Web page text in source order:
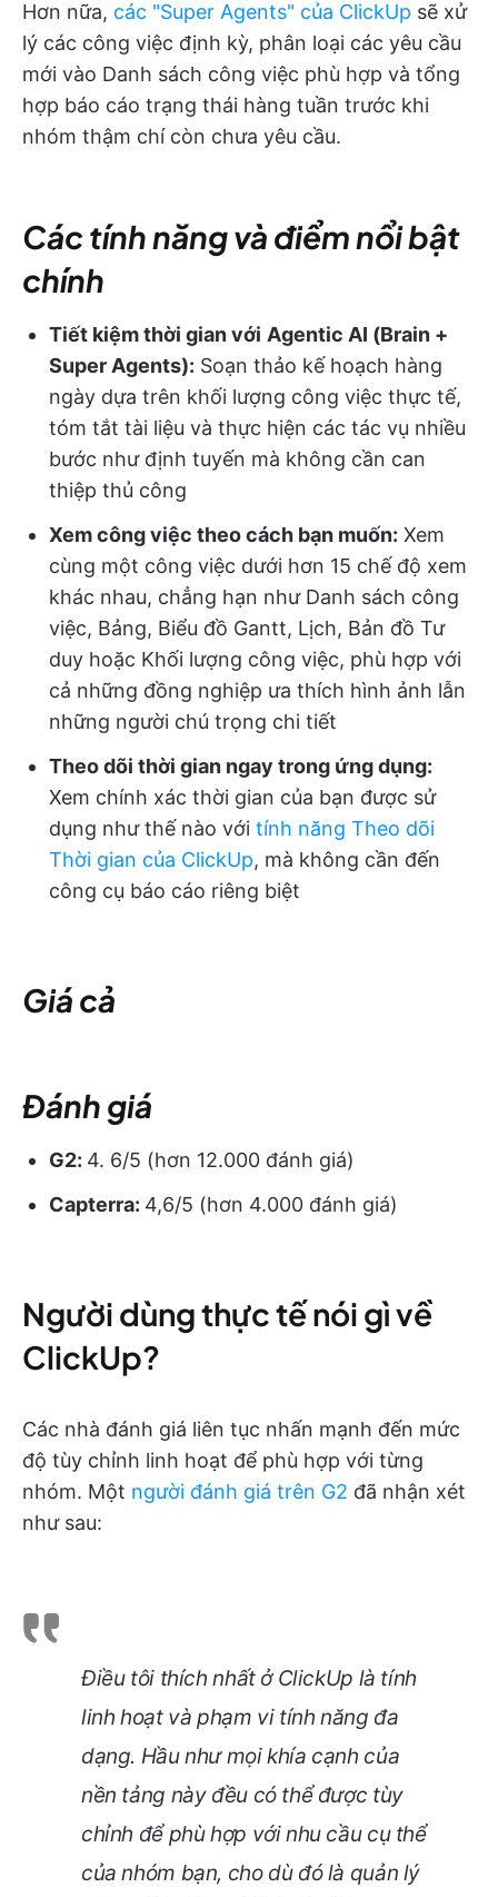
Hơn nữa, các "Super Agents" của ClickUp sẽ xử
lý các công việc định kỳ, phân loại các yêu cầu
mới vào Danh sách công việc phù hợp và tổng
hợp báo cáo trạng thái hàng tuần trước khi
nhóm thậm chí còn chưa yêu cầu.
Các tính năng và điểm nổi bật
chính
Tiết kiệm thời gian với Agentic AI (Brain +
Super Agents): Soạn thảo kế hoạch hàng
ngày dựa trên khối lượng công việc thực tế,
tóm tắt tài liệu và thực hiện các tác vụ nhiều
bước như định tuyến mà không cần can
thiệp thủ công
Xem công việc theo cách bạn muốn: Xem
cùng một công việc dưới hơn 15 chế độ xem
khác nhau, chẳng hạn như Danh sách công
việc, Bảng, Biểu đồ Gantt, Lịch, Bản đồ Tư
duy hoặc Khối lượng công việc, phù hợp với
cả những đồng nghiệp ưa thích hình ảnh lẫn
những người chú trọng chi tiết
Theo dõi thời gian ngay trong ứng dụng:
Xem chính xác thời gian của bạn được sử
dụng như thế nào với tính năng Theo dõi
Thời gian của ClickUp, mà không cần đến
công cụ báo cáo riêng biệt
Giá cả
Đánh giá
G2: 4. 6/5 (hơn 12.000 đánh giá)
Capterra: 4,6/5 (hơn 4.000 đánh giá)
Người dùng thực tế nói gì về
ClickUp?
Các nhà đánh giá liên tục nhấn mạnh đến mức
độ tùy chỉnh linh hoạt để phù hợp với từng
nhóm. Một người đánh giá trên G2 đã nhận xét
như sau:
Điều tôi thích nhất ở ClickUp là tính
linh hoạt và phạm vi tính năng đa
dạng. Hầu như mọi khía cạnh của
nền tảng này đều có thể được tùy
chỉnh để phù hợp với nhu cầu cụ thể
của nhóm bạn, cho dù đó là quản lý